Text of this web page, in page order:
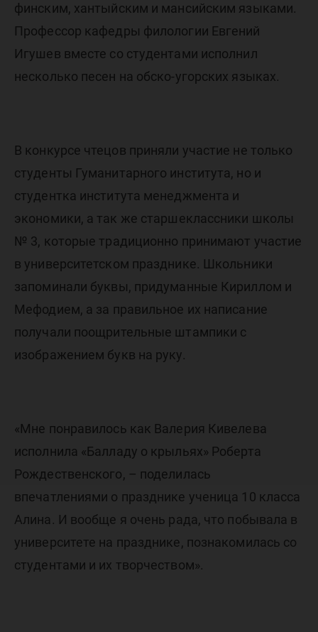
финским, хантыйским и мансийским языками.
Профессор кафедры филологии Евгений
Игушев вместе со студентами исполнил
несколько песен на обско-угорских языках.
В конкурсе чтецов приняли участие не только
студенты Гуманитарного института, но и
студентка института менеджмента и
экономики, а так же старшеклассники школы
№ 3, которые традиционно принимают участие
в университетском празднике. Школьники
запоминали буквы, придуманные Кириллом и
Мефодием, а за правильное их написание
получали поощрительные штампики с
изображением букв на руку.
«Мне понравилось как Валерия Кивелева
исполнила «Балладу о крыльях» Роберта
Рождественского, – поделилась
впечатлениями о празднике ученица 10 класса
Алина. И вообще я очень рада, что побывала в
университете на празднике, познакомилась со
студентами и их творчеством».